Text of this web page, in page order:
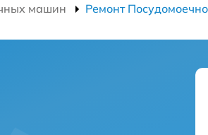
машин Ремонт